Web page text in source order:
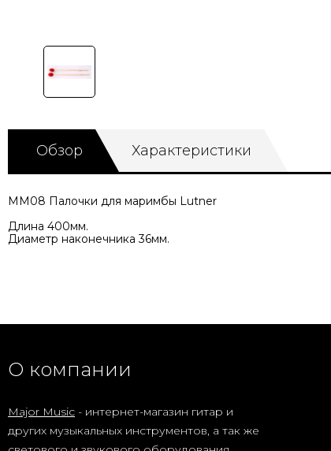
Обзор Характеристики
MM08 Палочки для маримбы Lutner
Длина 400мм.
Диаметр наконечника 36мм.
О компании
Major Music - интернет-магазин гитар и
других музыкальных инструментов, а так же